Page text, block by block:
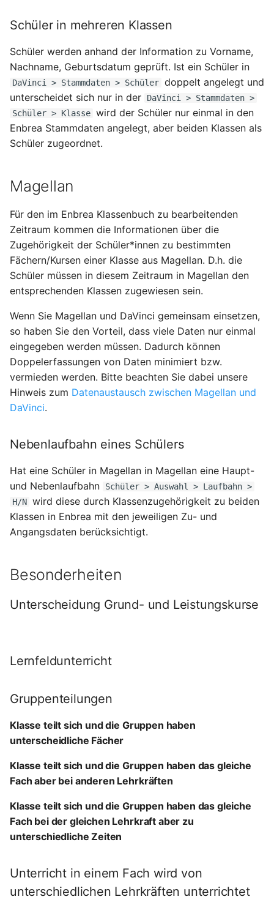
Schüler in mehreren Klassen
Schüler werden anhand der Information zu Vorname,
Nachname, Geburtsdatum geprüft. Ist ein Schüler in
DaVinci > Stammdaten > Schüler doppelt angelegt und
unterscheidet sich nur in der
DaVinci > Stammdaten >
Schüler > Klasse wird der Schüler nur einmal in den
Enbrea Stammdaten angelegt, aber beiden Klassen als
Schüler zugeordnet.
Magellan
Für den im Enbrea Klassenbuch zu bearbeitenden
Zeitraum kommen die Informationen über die
Zugehörigkeit der Schüler*innen zu bestimmten
Fächern/Kursen einer Klasse aus Magellan. D.h. die
Schüler müssen in diesem Zeitraum in Magellan den
entsprechenden Klassen zugewiesen sein.
Wenn Sie Magellan und DaVinci gemeinsam einsetzen,
so haben Sie den Vorteil, dass viele Daten nur einmal
eingegeben werden müssen. Dadurch können
Doppelerfassungen von Daten minimiert bzw.
vermieden werden. Bitte beachten Sie dabei unsere
Hinweis zum Datenaustausch zwischen Magellan und
DaVinci.
Nebenlaufbahn eines Schülers
Hat eine Schüler in Magellan in Magellan eine Haupt-
und Nebenlaufbahn
Schüler > Auswahl > Laufbahn >
H/N wird diese durch Klassenzugehörigkeit zu beiden
Klassen in Enbrea mit den jeweiligen Zu- und
Angangsdaten berücksichtigt.
Besonderheiten
Unterscheidung Grund- und Leistungskurse
Lernfeldunterricht
Gruppenteilungen
Klasse teilt sich und die Gruppen haben
unterscheidliche Fächer
Klasse teilt sich und die Gruppen haben das gleiche
Fach aber bei anderen Lehrkräften
Klasse teilt sich und die Gruppen haben das gleiche
Fach bei der gleichen Lehrkraft aber zu
unterschiedliche Zeiten
Unterricht in einem Fach wird von
unterschiedlichen Lehrkräften unterrichtet